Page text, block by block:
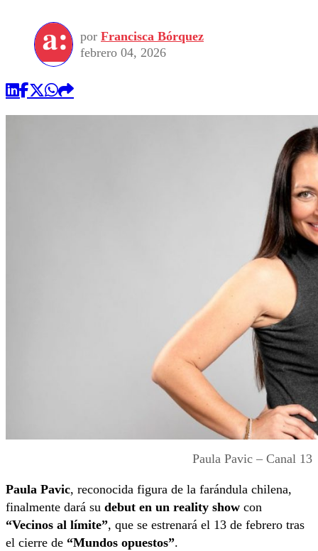
por Francisca Bórquez
febrero 04, 2026
Paula Pavic – Canal 13
Paula Pavic, reconocida figura de la farándula chilena,
finalmente dará su debut en un reality show con
“Vecinos al límite”, que se estrenará el 13 de febrero tras
el cierre de “Mundos opuestos”.